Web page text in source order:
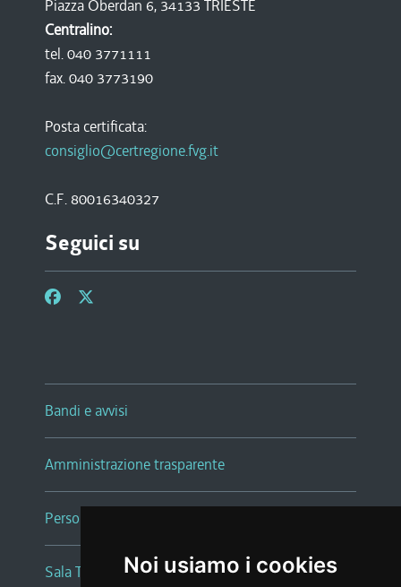
Noi usiamo i cookies
Piazza Oberdan 6, 34133 TRIESTE
Centralino:
tel. 040 3771111
fax. 040 3773190
Posta certificata:
consiglio@certregione.fvg.it
C.F. 80016340327
Seguici su
Bandi e avvisi
Amministrazione trasparente
Persone e Uffici
Sala Tiziano Tessitori